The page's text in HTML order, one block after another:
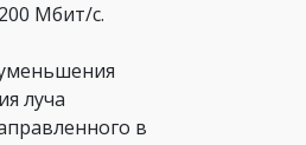
Мбит/с.
луча
в